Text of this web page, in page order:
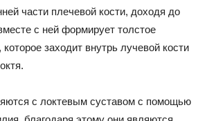
части плечевой кости, доходя до
с ней формирует толстое
заходит внутрь лучевой кости
с локтевым суставом с помощью